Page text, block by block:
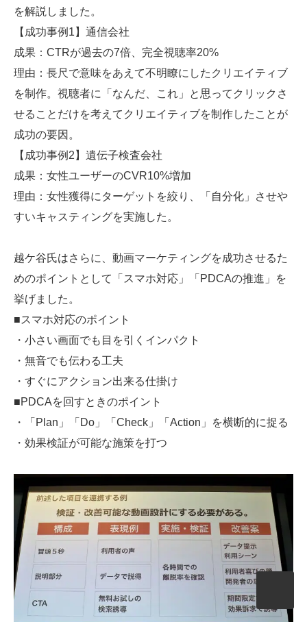
を解説しました。
【成功事例1】通信会社
成果：CTRが過去の7倍、完全視聴率20%
理由：長尺で意味をあえて不明瞭にしたクリエイティブ
を制作。視聴者に「なんだ、これ」と思ってクリックさ
せることだけを考えてクリエイティブを制作したことが
成功の要因。
【成功事例2】遺伝子検査会社
成果：女性ユーザーのCVR10%増加
理由：女性獲得にターゲットを絞り、「自分化」させや
すいキャスティングを実施した。
越ケ谷氏はさらに、動画マーケティングを成功させるた
めのポイントとして「スマホ対応」「PDCAの推進」を
挙げました。
■スマホ対応のポイント
・小さい画面でも目を引くインパクト
・無音でも伝わる工夫
・すぐにアクション出来る仕掛け
■PDCAを回すときのポイント
・「Plan」「Do」「Check」「Action」を横断的に捉る
・効果検証が可能な施策を打つ